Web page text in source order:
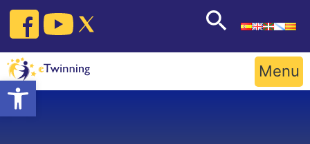
Open toolbar
Skip
content
Menu